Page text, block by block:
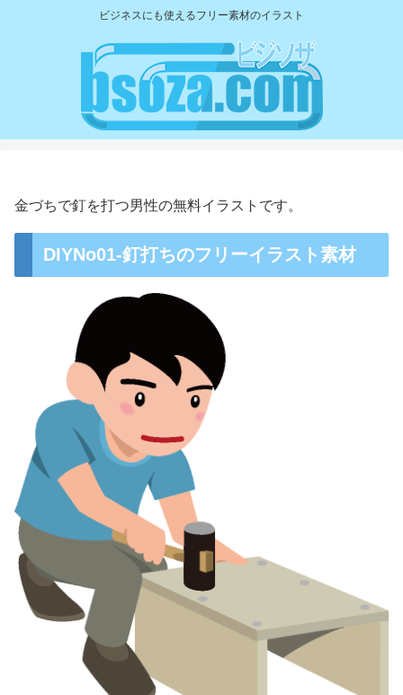
ビジネスにも使えるフリー素材のイラスト
金づちで釘を打つ男性の無料イラストです。
DIYNo01-釘打ちのフリーイラスト素材